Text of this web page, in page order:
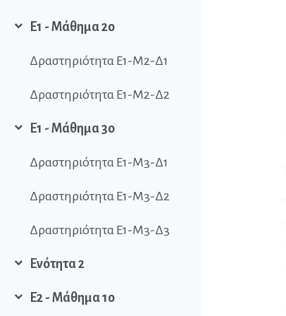
Ε1 - Μάθημα 2ο
Δραστηριότητα Ε1-Μ2-Δ1
Δραστηριότητα Ε1-Μ2-Δ2
Ε1 - Μάθημα 3ο
Δραστηριότητα Ε1-Μ3-Δ1
Δραστηριότητα Ε1-Μ3-Δ2
Δραστηριότητα Ε1-Μ3-Δ3
Collapse
Ενότητα 2
Ε2 - Μάθημα 1ο